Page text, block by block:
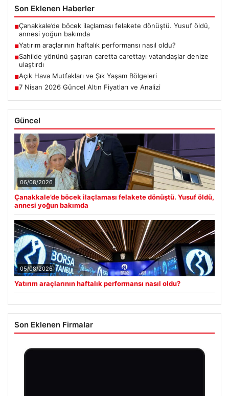
Son Eklenen Haberler
■Çanakkale’de böcek ilaçlaması felakete dönüştü. Yusuf öldü,
annesi yoğun bakımda
■Yatırım araçlarının haftalık performansı nasıl oldu?
■Sahilde yönünü şaşıran caretta carettayı vatandaşlar denize
ulaştırdı
■Açık Hava Mutfakları ve Şık Yaşam Bölgeleri
■7 Nisan 2026 Güncel Altın Fiyatları ve Analizi
Güncel
06/08/2026
Çanakkale’de böcek ilaçlaması felakete dönüştü. Yusuf öldü,
annesi yoğun bakımda
05/08/2026
Yatırım araçlarının haftalık performansı nasıl oldu?
Son Eklenen Firmalar